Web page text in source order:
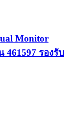
Monitor
461597 รองรับ